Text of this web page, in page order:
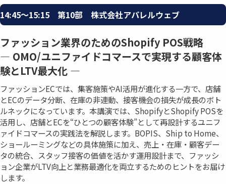
14:45〜15:15 第10部 株式会社アパレルウェブ
ファッション業界のためのShopify POS戦略
― OMO/ユニファイドコマースで実現する顧客体
験とLTV最大化 ―
ファッションECでは、集客施策やAI活用が進化する一方で、店舗
とECのデータ分断、在庫の非連動、接客機会の損失が成長のボト
ルネックになっています。本講演では、ShopifyとShopify POSを
活用し、店舗とECを“ひとつの顧客体験”として再設計するユニフ
ァイドコマースの実践法を解説します。BOPIS、Ship to Home、
ショールーミングなどの具体施策に加え、売上・在庫・顧客デー
タの統合、スタッフ接客の価値を活かす運用設計まで、ファッシ
ョン企業がLTV向上と業務最適化を両立するためのヒントをお届け
します。